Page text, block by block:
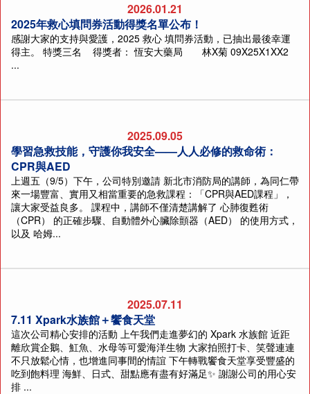
2026.01.21
2025年救心填問券活動得獎名單公布！
感謝大家的支持與愛護，2025 救心 填問券活動，已抽出最後幸運
得主。 特獎三名 得獎者： 恆安大藥局 林X菊 09X25X1XX2
...
2025.09.05
學習急救技能，守護你我安全——人人必修的救命術：
CPR與AED
上週五（9/5）下午，公司特別邀請 新北市消防局的講師，為同仁帶
來一場豐富、實用又相當重要的急救課程：「CPR與AED課程」，
讓大家受益良多。 課程中，講師不僅清楚講解了 心肺復甦術
（CPR） 的正確步驟、自動體外心臟除顫器（AED） 的使用方式，
以及 哈姆...
2025.07.11
7.11 Xpark水族館＋饗食天堂
這次公司精心安排的活動 上午我們走進夢幻的 Xpark 水族館 近距
離欣賞企鵝、魟魚、水母等可愛海洋生物 大家拍照打卡、笑聲連連
不只放鬆心情，也增進同事間的情誼 下午轉戰饗食天堂享受豐盛的
吃到飽料理 海鮮、日式、甜點應有盡有好滿足✨ 謝謝公司的用心安
排 ...